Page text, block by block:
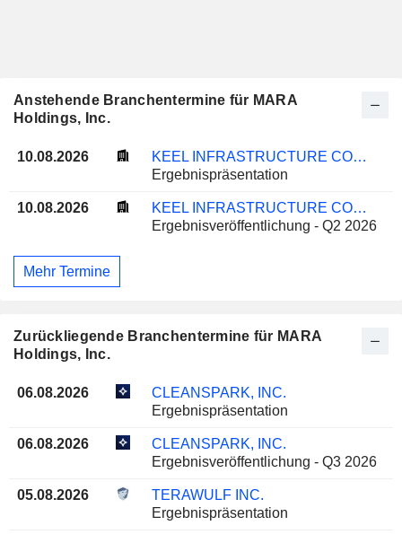
Anstehende Branchentermine für MARA
Holdings, Inc.
10.08.2026
KEEL INFRASTRUCTURE CORP.
Ergebnispräsentation
10.08.2026
KEEL INFRASTRUCTURE CORP.
Ergebnisveröffentlichung - Q2 2026
Mehr Termine
Zurückliegende Branchentermine für MARA
Holdings, Inc.
06.08.2026
CLEANSPARK, INC.
Ergebnispräsentation
06.08.2026
CLEANSPARK, INC.
Ergebnisveröffentlichung - Q3 2026
05.08.2026
TERAWULF INC.
Ergebnispräsentation